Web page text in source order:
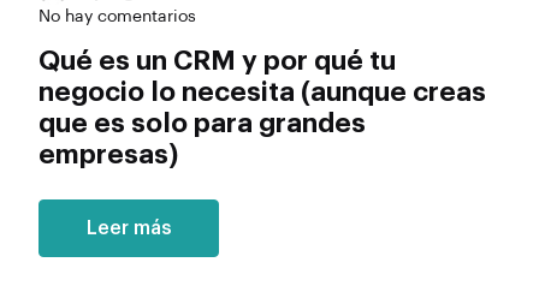
No hay comentarios
Qué es un CRM y por qué tu
negocio lo necesita (aunque creas
que es solo para grandes
empresas)
Leer más